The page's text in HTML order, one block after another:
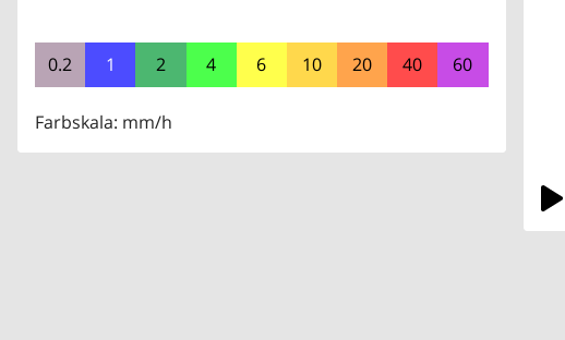
0.2 1 2 4 6 10 20 40 60
Farbskala: mm/h